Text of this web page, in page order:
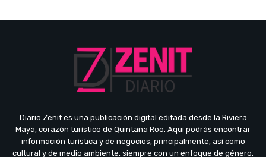
Diario Zenit es una publicación digital editada desde la Riviera
Maya, corazón turístico de Quintana Roo. Aquí podrás encontrar
información turística y de negocios, principalmente, así como
cultural y de medio ambiente, siempre con un enfoque de género.